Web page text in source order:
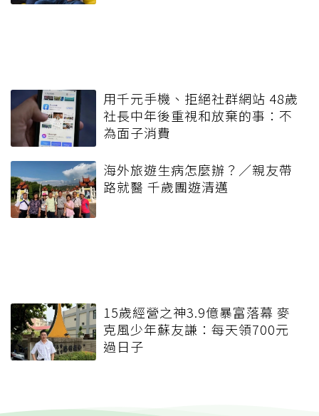
用千元手機、拒絕社群網站 48歲
社長中年後重視和放棄的事：不
為面子消費
海外旅遊生病怎麼辦？／親友帶
路就醫 千歲團遊清邁
15歲經營之神3.9億暴富落幕 麥
克風少年蘇友謙：每天領700元
過日子